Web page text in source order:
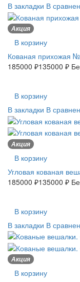
В закладки В
Акция
В корзину
Кованая прихожая
185000 ₽135000 ₽
В корзину
В закладки В
Акция
В корзину
Угловая кованая
185000 ₽135000 ₽
Угловая
В корзину
В закладки В
Акция
В корзину